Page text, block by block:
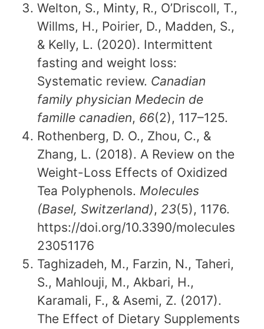
Welton, S., Minty, R., O’Driscoll, T.,
Willms, H., Poirier, D., Madden, S.,
& Kelly, L. (2020). Intermittent
fasting and weight loss:
Systematic review. Canadian
family physician Medecin de
famille canadien, 66(2), 117–125.
Rothenberg, D. O., Zhou, C., &
Zhang, L. (2018). A Review on the
Weight-Loss Effects of Oxidized
Tea Polyphenols. Molecules
(Basel, Switzerland), 23(5), 1176.
https://doi.org/10.3390/molecules
23051176
Taghizadeh, M., Farzin, N., Taheri,
S., Mahlouji, M., Akbari, H.,
Karamali, F., & Asemi, Z. (2017).
The Effect of Dietary Supplements